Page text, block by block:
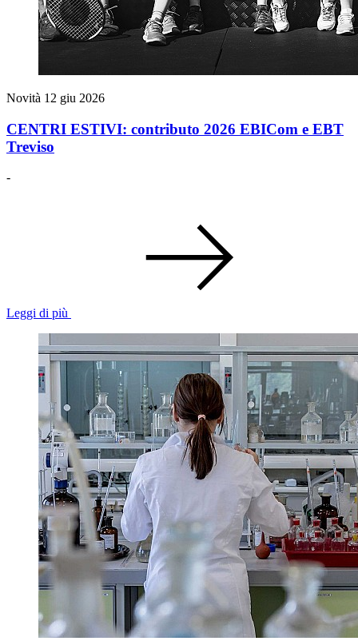
Novità 12 giu 2026
CENTRI ESTIVI: contributo 2026 EBICom e EBT
Treviso
-
Leggi di più